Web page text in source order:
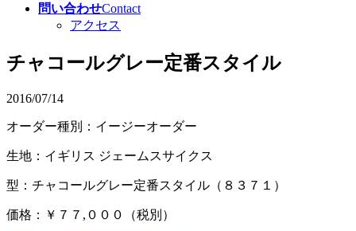
問い合わせContact
アクセス
チャコールグレー定番スタイル
2016/07/14
オーダー種別：イージーオーダー
生地：イギリス ジェームスサイクス
型：チャコールグレー定番スタイル（８３７１）
価格：￥７７,０００（税別）